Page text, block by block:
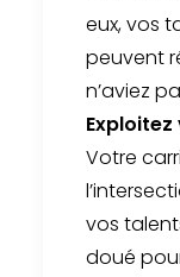
eux, vos
peuvent
n’aviez
Votre
vos
doué